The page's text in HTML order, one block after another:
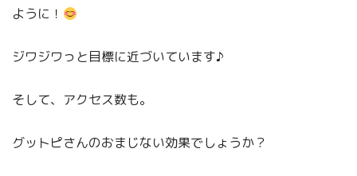
ように！
ジワジワっと目標に近づいています♪
そして、アクセス数も。
グットピさんのおまじない効果でしょうか？